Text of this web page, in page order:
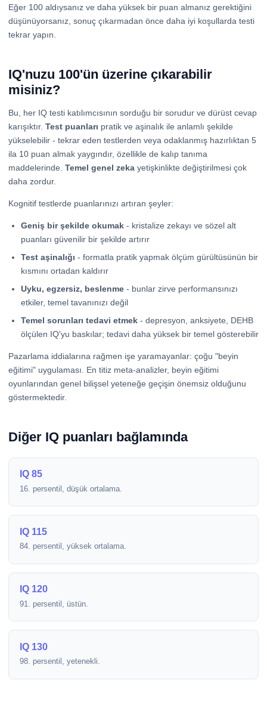
Eğer 100 aldıysanız ve daha yüksek bir puan almanız gerektiğini
düşünüyorsanız, sonuç çıkarmadan önce daha iyi koşullarda testi
tekrar yapın.
IQ'nuzu 100'ün üzerine çıkarabilir
misiniz?
Bu, her IQ testi katılımcısının sorduğu bir sorudur ve dürüst cevap
karışıktır. Test puanları pratik ve aşinalık ile anlamlı şekilde
yükselebilir - tekrar eden testlerden veya odaklanmış hazırlıktan 5
ila 10 puan almak yaygındır, özellikle de kalıp tanıma
maddelerinde. Temel genel zeka yetişkinlikte değiştirilmesi çok
daha zordur.
Kognitif testlerde puanlarınızı artıran şeyler:
Geniş bir şekilde okumak - kristalize zekayı ve sözel alt
puanları güvenilir bir şekilde artırır
Test aşinalığı - formatla pratik yapmak ölçüm gürültüsünün bir
kısmını ortadan kaldırır
Uyku, egzersiz, beslenme - bunlar zirve performansınızı
etkiler, temel tavanınızı değil
Temel sorunları tedavi etmek - depresyon, anksiyete, DEHB
ölçülen IQ'yu baskılar; tedavi daha yüksek bir temel gösterebilir
Pazarlama iddialarına rağmen işe yaramayanlar: çoğu "beyin
eğitimi" uygulaması. En titiz meta-analizler, beyin eğitimi
oyunlarından genel bilişsel yeteneğe geçişin önemsiz olduğunu
göstermektedir.
Diğer IQ puanları bağlamında
IQ 85
16. persentil, düşük ortalama.
IQ 115
84. persentil, yüksek ortalama.
IQ 120
91. persentil, üstün.
IQ 130
98. persentil, yetenekli.